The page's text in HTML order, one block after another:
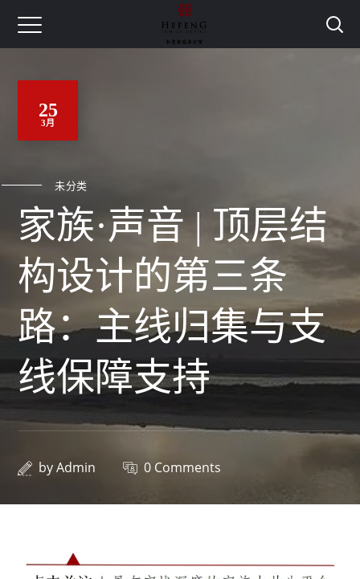
25
3月
未分类
家族·声音 | 顶层结
构设计的第三条
路：主线归集与支
线保障支持
byAdmin 0 Comments